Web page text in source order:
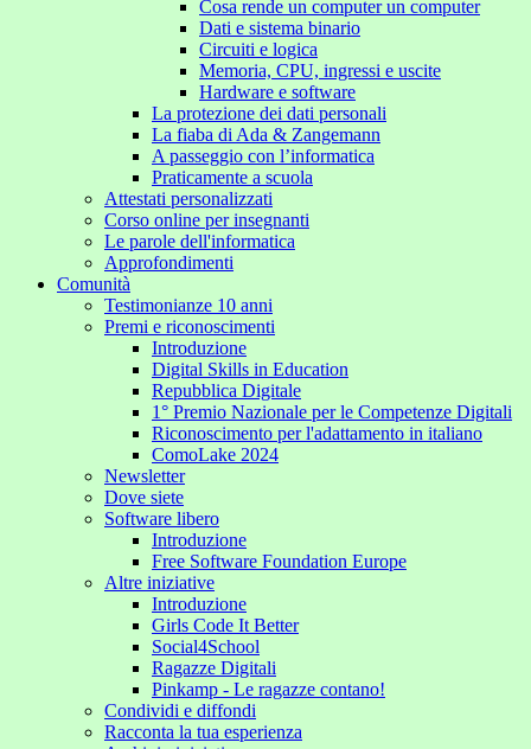
Cosa rende un computer un computer
Dati e sistema binario
Circuiti e logica
Memoria, CPU, ingressi e uscite
Hardware e software
La protezione dei dati personali
La fiaba di Ada & Zangemann
A passeggio con l’informatica
Praticamente a scuola
Attestati personalizzati
Corso online per insegnanti
Le parole dell'informatica
Approfondimenti
Comunità
Testimonianze 10 anni
Premi e riconoscimenti
Introduzione
Digital Skills in Education
Repubblica Digitale
1° Premio Nazionale per le Competenze Digitali
Riconoscimento per l'adattamento in italiano
ComoLake 2024
Newsletter
Dove siete
Software libero
Introduzione
Free Software Foundation Europe
Altre iniziative
Introduzione
Girls Code It Better
Social4School
Ragazze Digitali
Pinkamp - Le ragazze contano!
Condividi e diffondi
Racconta la tua esperienza